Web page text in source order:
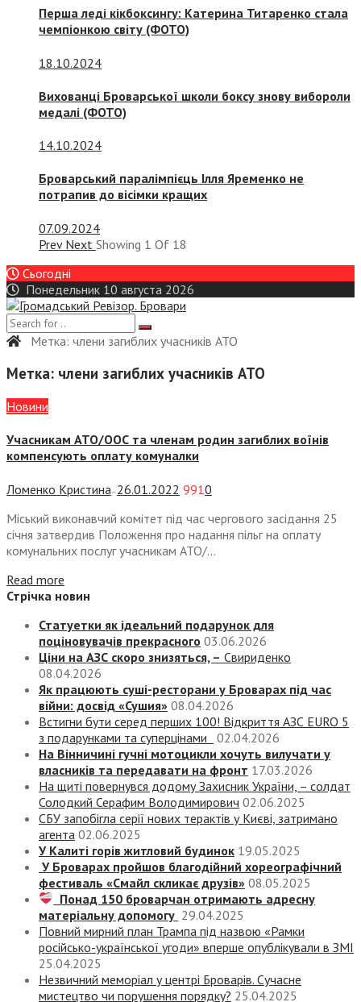
Перша леді кікбоксингу: Катерина Титаренко стала
чемпіонкою світу (ФОТО)
18.10.2024
Вихованці Броварської школи боксу знову вибороли
медалі (ФОТО)
14.10.2024
Броварський паралімпієць Ілля Яременко не
потрапив до вісімки кращих
07.09.2024
Prev Next Showing 1 Of 18
Сьогодні
Понедельник 10 августа 2026
Метка: члени загиблих учасників АТО
Метка: члени загиблих учасників АТО
Новини
Учасникам АТО/ООС та членам родин загиблих воїнів
компенсують оплату комуналки
Ломенко Кристина — 26.01.2022 9910
Міський виконавчий комітет під час чергового засідання 25
січня затвердив Положення про надання пільг на оплату
комунальних послуг учасникам АТО/...
Read more
Стрічка новин
Статуетки як ідеальний подарунок для
поціновувачів прекрасного 03.06.2026
Ціни на АЗС скоро знизяться, – Свириденко
08.04.2026
Як працюють суші-ресторани у Броварах під час
війни: досвід «Сушия» 08.04.2026
Встигни бути серед перших 100! Відкриття АЗС EURO 5
з подарунками та суперцінами
02.04.2026
На Вінничині гучні мотоцикли хочуть вилучати у
власників та передавати на фронт 17.03.2026
На щиті повернувся додому Захисник України, – солдат
Солодкий Серафим Володимирович 02.06.2025
СБУ запобігла серії нових терактів у Києві, затримано
агента 02.06.2025
У Калиті горів житловий будинок 19.05.2025
У Броварах пройшов благодійний хореографічний
фестиваль «Смайл скликає друзів» 08.05.2025
Понад 150 броварчан отримають адресну
матеріальну допомогу 29.04.2025
Повний мирний план Трампа під назвою «‎Рамки
російсько-української угоди» вперше опублікували в ЗМІ
25.04.2025
Незвичний меморіал у центрі Броварів. Сучасне
мистецтво чи порушення порядку? 25.04.2025